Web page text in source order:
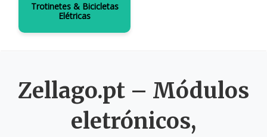
Trotinetes & Bicicletas
Elétricas
Zellago.pt – Módulos
eletrónicos,